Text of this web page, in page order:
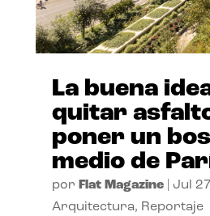
La buena
quitar
poner un
medio de
por Flat Magazine| Jul
Arquitectura, Reportaje